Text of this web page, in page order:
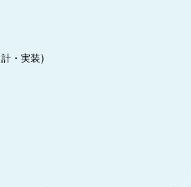
・実装)